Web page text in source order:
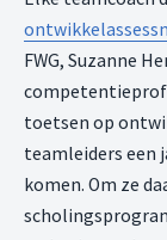
FWG, Suzanne
toetsen op
teamleiders een
komen. Om ze